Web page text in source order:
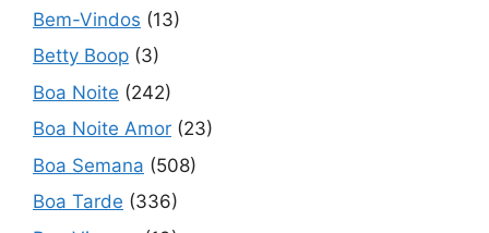
Bem-Vindos (13)
Betty Boop (3)
Boa Noite (242)
Boa Noite Amor (23)
Boa Semana (508)
Boa Tarde (336)